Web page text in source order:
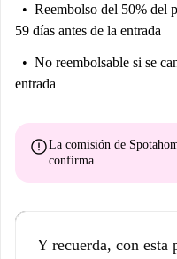
Reembolso del 50% del
59 días antes de la entrada
No reembolsable si se
entrada
errorLa comisión de
confirma
Y recuerda, con esta